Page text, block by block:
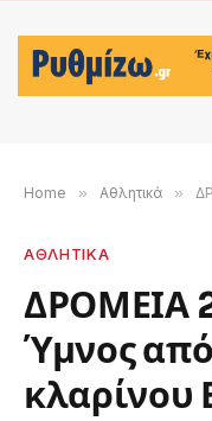
Home » Αθλητικά »
ΑΘΛΗΤΙΚΑ
ΔΡΟΜΕΙΑ
Ύμνος
κλαρίνου